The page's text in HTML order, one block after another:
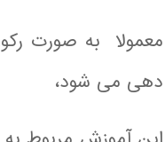
معمولا به صورت
دهی می شود،